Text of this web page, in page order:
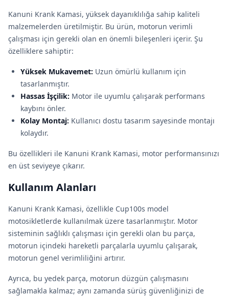
Kanuni Krank Kamasi, yüksek dayanıklılığa sahip kaliteli
malzemelerden üretilmiştir. Bu ürün, motorun verimli
çalışması için gerekli olan en önemli bileşenleri içerir. Şu
özelliklere sahiptir:
Yüksek Mukavemet: Uzun ömürlü kullanım için
tasarlanmıştır.
Hassas İşçilik: Motor ile uyumlu çalışarak performans
kaybını önler.
Kolay Montaj: Kullanıcı dostu tasarım sayesinde montajı
kolaydır.
Bu özellikleri ile Kanuni Krank Kamasi, motor performansınızı
en üst seviyeye çıkarır.
Kullanım Alanları
Kanuni Krank Kamasi, özellikle Cup100s model
motosikletlerde kullanılmak üzere tasarlanmıştır. Motor
sisteminin sağlıklı çalışması için gerekli olan bu parça,
motorun içindeki hareketli parçalarla uyumlu çalışarak,
motorun genel verimliliğini artırır.
Ayrıca, bu yedek parça, motorun düzgün çalışmasını
sağlamakla kalmaz; aynı zamanda sürüş güvenliğinizi de